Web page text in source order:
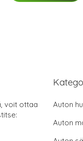
voit ottaa
Auton
Auton